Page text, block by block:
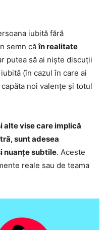
iubită fără
semn căîn realitate
putea să ai niște discuții
(în cazul în care ai
noi valențe și totul
alte vise care implică
sunt adesea
nuanțe subtile. Aceste
reale sau de teama